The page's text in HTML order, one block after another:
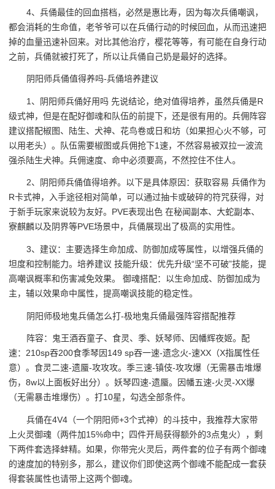
4、兵俑最佳的回血搭档，必然是惠比寿，因为每次兵俑嘲讽，
都会消耗的生命值，老爷爷可以在兵俑行动的时候回血，从而迅速把
掉的血量迅速补回来。对比其他治疗，樱花等等，有可能在自身行动
之前，兵俑就被打死了，所以让兵俑自己奶是最好的选择。
阴阳师兵俑值得养吗-兵俑培养建议
1、阴阳师兵俑好用吗 先说结论，绝对值得培养，虽然兵俑是R
级式神，但是在配好御魂和队伍的前提下，还是很有用的。兵佣阵容
建议搭配椒图、陆生、犬神、花鸟卷或日和坊（如果担心火不够，可
以用老头）。队伍需要椒图或兵佣抢下1速，不然容易被双拉一波流
强杀陆生犬神。兵佣速度、命中必须要高，不然控住不住人。
2、阴阳师兵俑值得培养。以下是具体原因：获取容易 兵俑作为
R卡式神，入手途径相对简单，可以通过抽卡或破碎的符咒获得，对
于新手玩家来说较为友好。PVE表现出色 在秘闻副本、大蛇副本、
寮麒麟以及阴界等PVE场景中，兵俑展现出了极高的实用性。
3、建议：主要选择生命加成、防御加成等属性，以增强兵俑的
坦度和控制能力。培养建议 技能升级：优先升级“坚不可破”技能，提
高嘲讽概率和伤害减免效果。 御魂搭配：以生命加成、防御加成为
主，辅以效果命中属性，提高嘲讽技能的稳定性。
阴阳师极地鬼兵俑怎么打-极地鬼兵俑最强阵容搭配推荐
阵容：鬼王酒吞童子、食灵、季、妖琴师、因幡辉夜姬。配
速：210sp吞200食季琴因149 sp吞一速-遗念火-速XX（X指属性任
意）。食灵二速-遗蜃-攻攻攻。季三速-镇伎-攻攻爆（无需暴击堆爆
伤，8w以上面板好出分）。妖琴四速-遗蜃。因幡五速-火灵-XX爆
（无需暴击堆爆伤）。打10星，勾选全部条件。
兵俑在4V4（一个阴阳师+3个式神）的斗技中，我推荐大家带
上火灵御魂（两件加15%命中；四件开局获得额外的3点鬼火），剩
下两件套选择蚌精。如果，你带完火灵后，两件套的位子有两个御魂
的速度加的特别多，那么，建议你们即使这两个御魂不能配成一套获
得套装属性也请带上这两个御魂。